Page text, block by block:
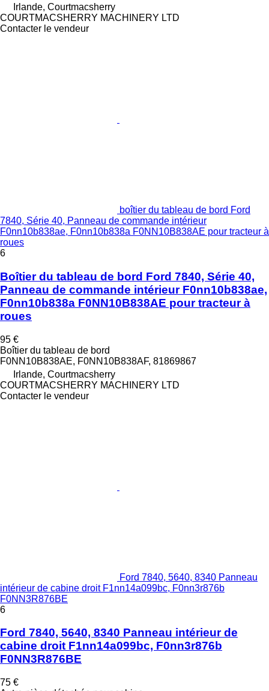
Irlande, Courtmacsherry
COURTMACSHERRY MACHINERY LTD
Contacter le vendeur
boîtier du tableau de bord Ford
7840, Série 40, Panneau de commande intérieur
F0nn10b838ae, F0nn10b838a F0NN10B838AE pour tracteur à
roues
6
Boîtier du tableau de bord Ford 7840, Série 40,
Panneau de commande intérieur F0nn10b838ae,
F0nn10b838a F0NN10B838AE pour tracteur à
roues
95 €
Boîtier du tableau de bord
F0NN10B838AE, F0NN10B838AF, 81869867
Irlande, Courtmacsherry
COURTMACSHERRY MACHINERY LTD
Contacter le vendeur
Ford 7840, 5640, 8340 Panneau
intérieur de cabine droit F1nn14a099bc, F0nn3r876b
F0NN3R876BE
6
Ford 7840, 5640, 8340 Panneau intérieur de
cabine droit F1nn14a099bc, F0nn3r876b
F0NN3R876BE
75 €